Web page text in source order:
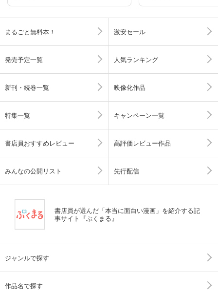
まるごと無料本！ 激安セール
発売予定一覧 人気ランキング
新刊・続巻一覧 映像化作品
特集一覧 キャンペーン一覧
書店員おすすめレビュー 高評価レビュー作品
みんなの公開リスト 先行配信
書店員が選んだ「本当に面白い漫画」を紹介する記
事サイト『ぶくまる』
ジャンルで探す
作品名で探す